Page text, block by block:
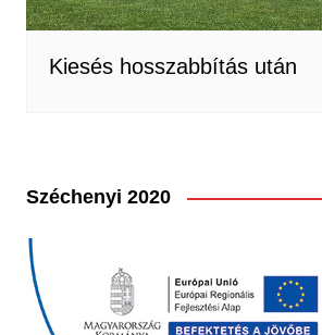
Kiesés hosszabbítás után
Széchenyi 2020